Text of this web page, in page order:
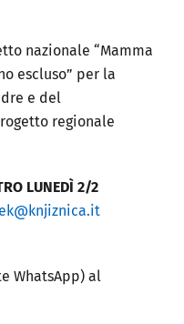
nazionale “Mamma
escluso” per la
e del
regionale
LUNEDÌ 2/2
WhatsApp) al